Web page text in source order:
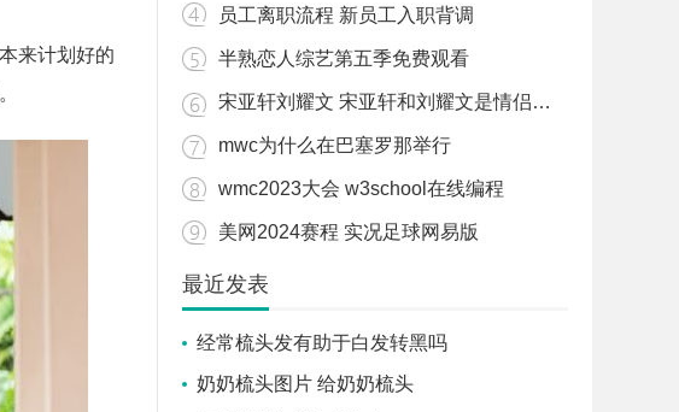
来计划好的
员工离职流程 新员工入职背调
半熟恋人综艺第五季免费观看
宋亚轩刘耀文 宋亚轩和刘耀文是情侣吗还是闺蜜
mwc为什么在巴塞罗那举行
wmc2023大会 w3school在线编程
美网2024赛程 实况足球网易版
最近发表
经常梳头发有助于白发转黑吗
奶奶梳头图片 给奶奶梳头